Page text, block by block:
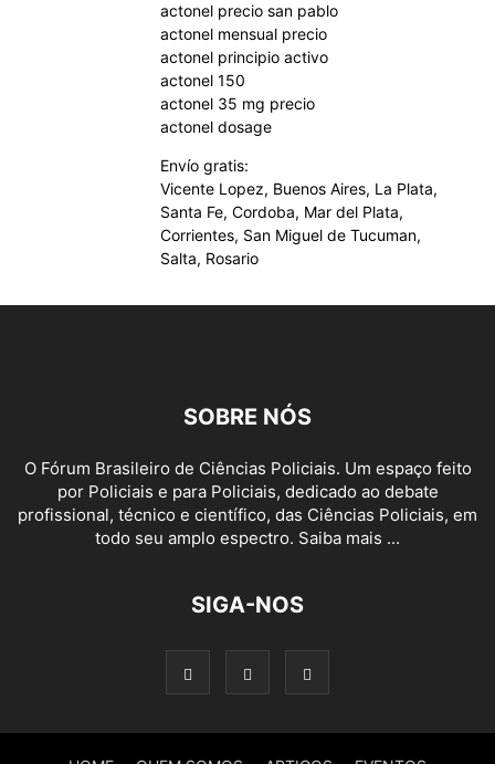
actonel precio san pablo
actonel mensual precio
actonel principio activo
actonel 150
actonel 35 mg precio
actonel dosage
Envío gratis:
Vicente Lopez, Buenos Aires, La Plata,
Santa Fe, Cordoba, Mar del Plata,
Corrientes, San Miguel de Tucuman,
Salta, Rosario
SOBRE NÓS
O Fórum Brasileiro de Ciências Policiais. Um espaço feito
por Policiais e para Policiais, dedicado ao debate
profissional, técnico e científico, das Ciências Policiais, em
todo seu amplo espectro. Saiba mais ...
SIGA-NOS